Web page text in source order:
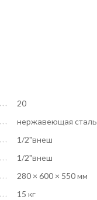
20
нержавеющая сталь
1/2"внеш
1/2"внеш
280 × 600 × 550 мм
15 кг